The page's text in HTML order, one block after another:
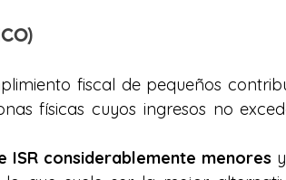
fiscal de pequeños
físicas cuyos ingresos no
ISR considerablemente menores y